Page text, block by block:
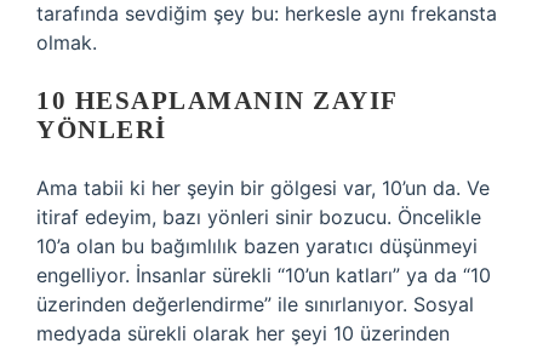
tarafında sevdiğim şey bu: herkesle aynı frekansta
olmak.
10 HESAPLAMANIN ZAYIF
YÖNLERI
Ama tabii ki her şeyin bir gölgesi var, 10’un da. Ve
itiraf edeyim, bazı yönleri sinir bozucu. Öncelikle
10’a olan bu bağımlılık bazen yaratıcı düşünmeyi
engelliyor. İnsanlar sürekli “10’un katları” ya da “10
üzerinden değerlendirme” ile sınırlanıyor. Sosyal
medyada sürekli olarak her şeyi 10 üzerinden